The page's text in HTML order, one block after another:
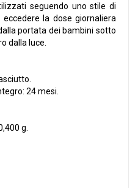
seguendo uno stile di
la dose giornaliera
portata dei bambini sotto
dalla luce.
24 mesi.
g.